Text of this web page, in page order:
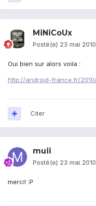
MiNiCoUx
Posté(e) 23 mai 2010
Oui bien sur alors voila :
http://android-france.fr/
Citer
muii
Posté(e) 23 mai 2010
merci! :P